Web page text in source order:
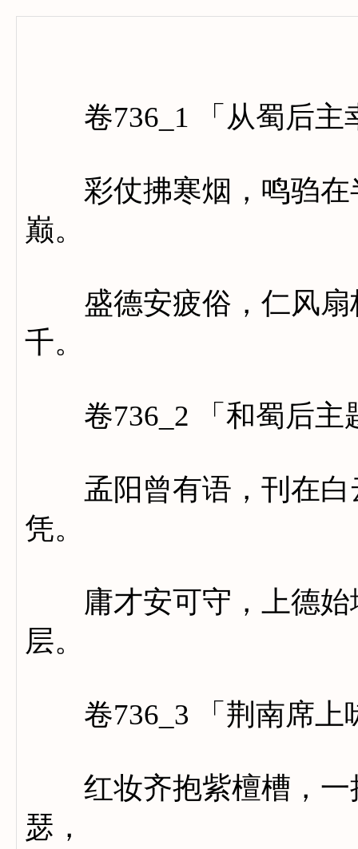
卷736_1 「从蜀后主
彩仗拂寒烟，鸣驺在
巅。
盛德安疲俗，仁风扇
千。
卷736_2 「和蜀后主
孟阳曾有语，刊在白
凭。
庸才安可守，上德始
层。
卷736_3 「荆南席上
红妆齐抱紫檀槽，一
瑟，